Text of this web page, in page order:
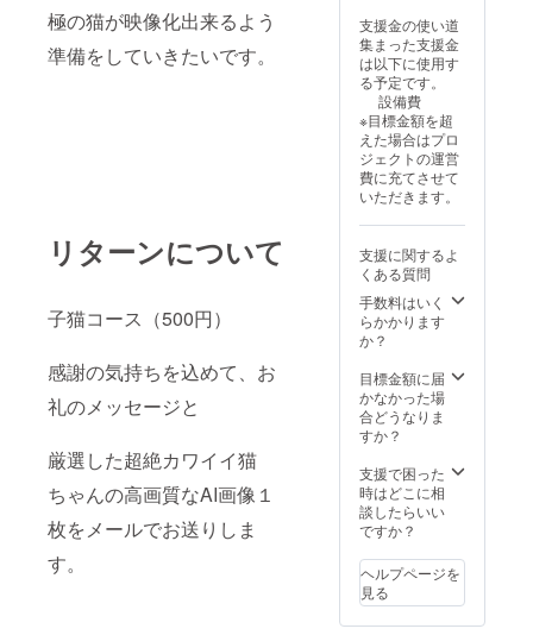
極の猫が映像化出来るよう
準備をしていきたいです。
リターンについて
子猫コース（500円）
感謝の気持ちを込めて、お
礼のメッセージと
厳選した超絶カワイイ猫
ちゃんの高画質なAI画像１
枚をメールでお送りしま
す。
支援金の使い道
集まった支援金
は以下に使用す
る予定です。
設備費
※目標金額を超
えた場合はプロ
ジェクトの運営
費に充てさせて
いただきます。
支援に関するよ
くある質問
手数料はいく
らかかります
か？
目標金額に届
かなかった場
合どうなりま
すか？
支援で困った
時はどこに相
談したらいい
ですか？
ヘルプページを
見る